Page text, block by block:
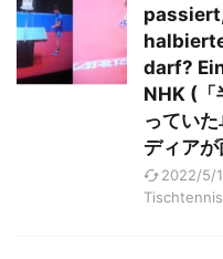
darf?
NHK (「
ってい
ディアが
2022/5/
Tischtennis